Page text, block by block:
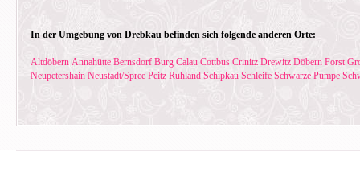
In der Umgebung von Drebkau befinden sich folgende anderen Orte:
Altdöbern Annahütte Bernsdorf Burg Calau Cottbus Crinitz Drewitz Döbern Forst
Neupetershain Neustadt/Spree Peitz Ruhland Schipkau Schleife Schwarze Pumpe